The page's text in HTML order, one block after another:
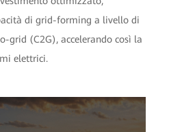
di grid-forming a livello di
grid (C2G), accelerando così la
elettrici.